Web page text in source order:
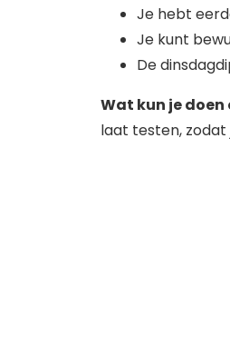
Je hebt
Je kunt
De
Wat kun je doen
laat testen, zodat